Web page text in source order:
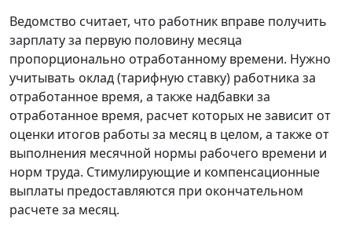
Ведомство считает, что работник вправе получить
зарплату за первую половину месяца
пропорционально отработанному времени. Нужно
учитывать оклад (тарифную ставку) работника за
отработанное время, а также надбавки за
отработанное время, расчет которых не зависит от
оценки итогов работы за месяц в целом, а также от
выполнения месячной нормы рабочего времени и
норм труда. Стимулирующие и компенсационные
выплаты предоставляются при окончательном
расчете за месяц.